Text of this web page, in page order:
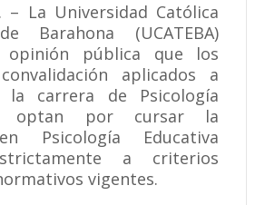
– La Universidad Católica
Barahona (UCATEBA)
pública que los
aplicados a
la carrera de Psicología
optan por cursar la
Psicología Educativa
a criterios
vigentes.